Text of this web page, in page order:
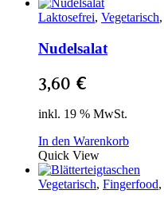
Laktosefrei, Vegetarisch,
Nudelsalat
3,60 €
inkl. 19 % MwSt.
In den Warenkorb
Quick View
Vegetarisch, Fingerfood,